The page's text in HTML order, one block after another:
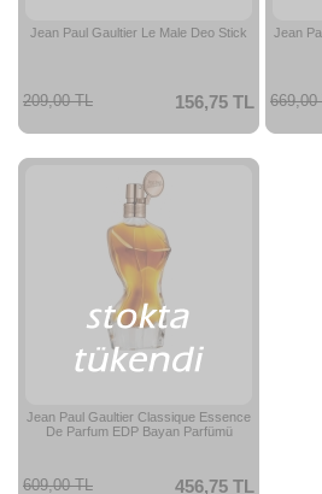
Jean Paul Gaultier Le Male Deo Stick
156,75 TL
209,00 TL
Jean
669,00
Jean Paul Gaultier Classique Essence
De Parfum EDP Bayan Parfümü
456,75 TL
609,00 TL